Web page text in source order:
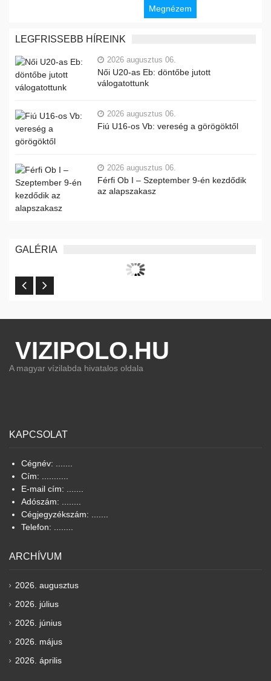
Megnézem
LEGFRISSEBB HÍREINK
2026 augusztus 06.
Női U20-as Eb: döntőbe jutott
válogatottunk
2026 augusztus 06.
Fiú U16-os Vb: vereség a görögöktől
2026 augusztus 06.
Férfi Ob I – Szeptember 9-én kezdődik
az alapszakasz
GALÉRIA
VIZIPOLO.HU
A magyar vízilabda hivatalos oldala
KAPCSOLAT
Cégnév: .......
Cím: ...........
E-mail cím: .......
Adószám: ........
Cégjegyzékszám: .......
Telefon: ........
ARCHÍVUM
2026. augusztus
2026. július
2026. június
2026. május
2026. április